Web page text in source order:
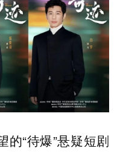
的“待爆”悬疑短剧